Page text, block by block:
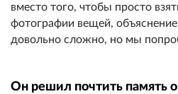
вместо того, чтобы просто
фотографии вещей,
довольно сложно, но мы
Он решил почтить память